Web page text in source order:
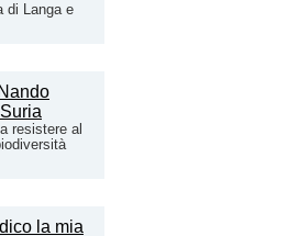
di Langa e
resistere al